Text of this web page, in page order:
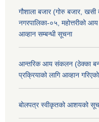
गौशाला बजार (गोरु बजार, खसी
नगरपालिका-०५, महोत्तरीको
आव्हान सम्बन्धी सूचना
आन्तरिक आय संकलन (ठेक्का
प्रक्रियाको लागि आव्हान
बोलपत्र स्वीकृतको आशयको